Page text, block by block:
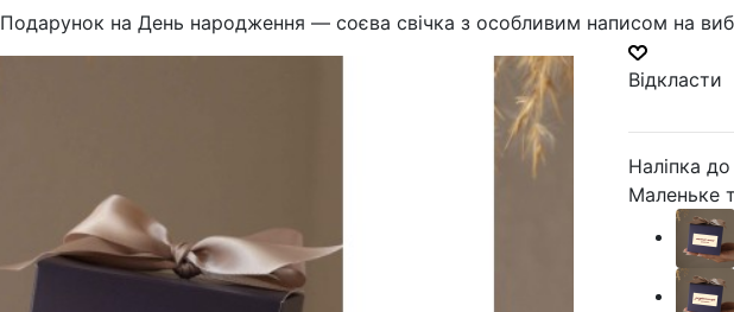
Подарунок на День народження — соєва свічка з особливим написом на
Відкласти
Наліпка
Маленьке